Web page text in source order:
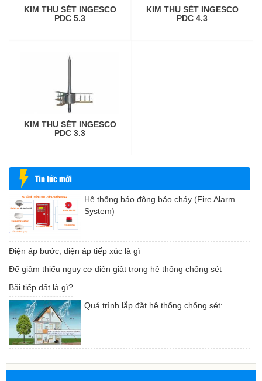
KIM THU SÉT INGESCO
PDC 5.3
KIM THU SÉT INGESCO
PDC 4.3
KIM THU SÉT INGESCO
PDC 3.3
Tin tức mới
Hệ thống báo động báo cháy (Fire Alarm
System)
Điện áp bước, điện áp tiếp xúc là gì
Để giảm thiểu nguy cơ điện giật trong hệ thống chống sét
Bãi tiếp đất là gì?
Quá trình lắp đặt hệ thống chống sét: